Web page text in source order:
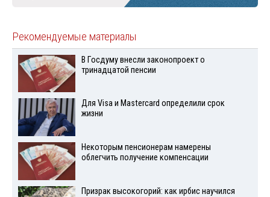
Рекомендуемые материалы
В Госдуму внесли законопроект о
тринадцатой пенсии
Для Visа и Mastercard определили срок
жизни
Некоторым пенсионерам намерены
облегчить получение компенсации
Призрак высокогорий: как ирбис научился